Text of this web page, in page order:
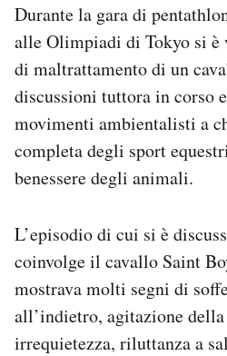
CALENDARIO
AREA PERSONALE
Area Personale
Newsletter
Notifiche mobile
Hai bisogno di aiuto?
Durante la gara di
alle Olimpiadi di Tokyo si è
di maltrattamento di un
discussioni tuttora in corso
movimenti ambientalisti a
completa degli sport
benessere degli animali.
L’episodio di cui si è
coinvolge il cavallo Saint
mostrava molti segni di
all’indietro, agitazione
irrequietezza, riluttanza a